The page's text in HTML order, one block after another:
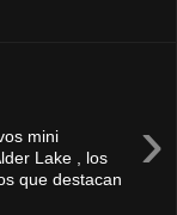
›
mini
Lake , los
que destacan